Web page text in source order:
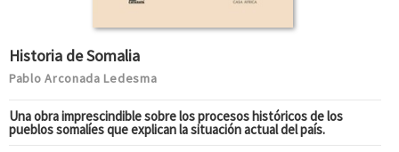
Historia de Somalia
Pablo Arconada Ledesma
Una obra imprescindible sobre los procesos históricos de los
pueblos somalíes que explican la situación actual del país.